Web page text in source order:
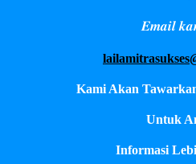
𝑬𝒎𝒂𝒊𝒍
Kami Akan
Untuk
Informasi